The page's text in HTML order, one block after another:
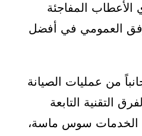
الأعطاب المفاجئة
العمومي في أفضل
من عمليات الصيانة
التقنية التابعة
الخدمات سوس ماسة،